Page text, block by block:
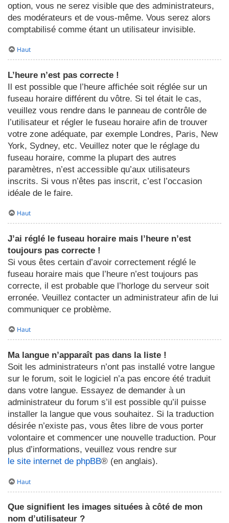
option, vous ne serez visible que des administrateurs,
des modérateurs et de vous-même. Vous serez alors
comptabilisé comme étant un utilisateur invisible.
Haut
L’heure n’est pas correcte !
Il est possible que l’heure affichée soit réglée sur un
fuseau horaire différent du vôtre. Si tel était le cas,
veuillez vous rendre dans le panneau de contrôle de
l’utilisateur et régler le fuseau horaire afin de trouver
votre zone adéquate, par exemple Londres, Paris, New
York, Sydney, etc. Veuillez noter que le réglage du
fuseau horaire, comme la plupart des autres
paramètres, n’est accessible qu’aux utilisateurs
inscrits. Si vous n’êtes pas inscrit, c’est l’occasion
idéale de le faire.
Haut
J’ai réglé le fuseau horaire mais l’heure n’est
toujours pas correcte !
Si vous êtes certain d’avoir correctement réglé le
fuseau horaire mais que l’heure n’est toujours pas
correcte, il est probable que l’horloge du serveur soit
erronée. Veuillez contacter un administrateur afin de lui
communiquer ce problème.
Haut
Ma langue n’apparaît pas dans la liste !
Soit les administrateurs n’ont pas installé votre langue
sur le forum, soit le logiciel n’a pas encore été traduit
dans votre langue. Essayez de demander à un
administrateur du forum s’il est possible qu’il puisse
installer la langue que vous souhaitez. Si la traduction
désirée n’existe pas, vous êtes libre de vous porter
volontaire et commencer une nouvelle traduction. Pour
plus d’informations, veuillez vous rendre sur
le site internet de phpBB® (en anglais).
Haut
Que signifient les images situées à côté de mon
nom d’utilisateur ?